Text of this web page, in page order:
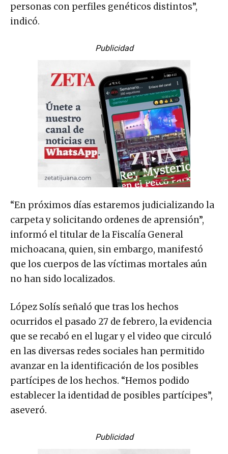
personas con perfiles genéticos distintos”,
indicó.
Publicidad
“En próximos días estaremos judicializando la
carpeta y solicitando ordenes de aprensión”,
informó el titular de la Fiscalía General
michoacana, quien, sin embargo, manifestó
que los cuerpos de las víctimas mortales aún
no han sido localizados.
López Solís señaló que tras los hechos
ocurridos el pasado 27 de febrero, la evidencia
que se recabó en el lugar y el video que circuló
en las diversas redes sociales han permitido
avanzar en la identificación de los posibles
partícipes de los hechos. “Hemos podido
establecer la identidad de posibles partícipes”,
aseveró.
Publicidad